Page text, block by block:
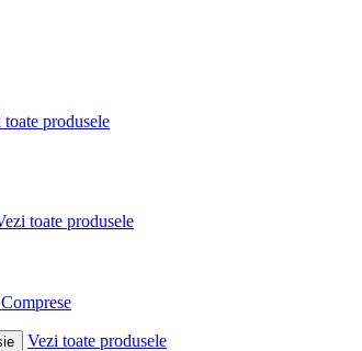
toate produsele
toate produsele
Vezi toate produsele